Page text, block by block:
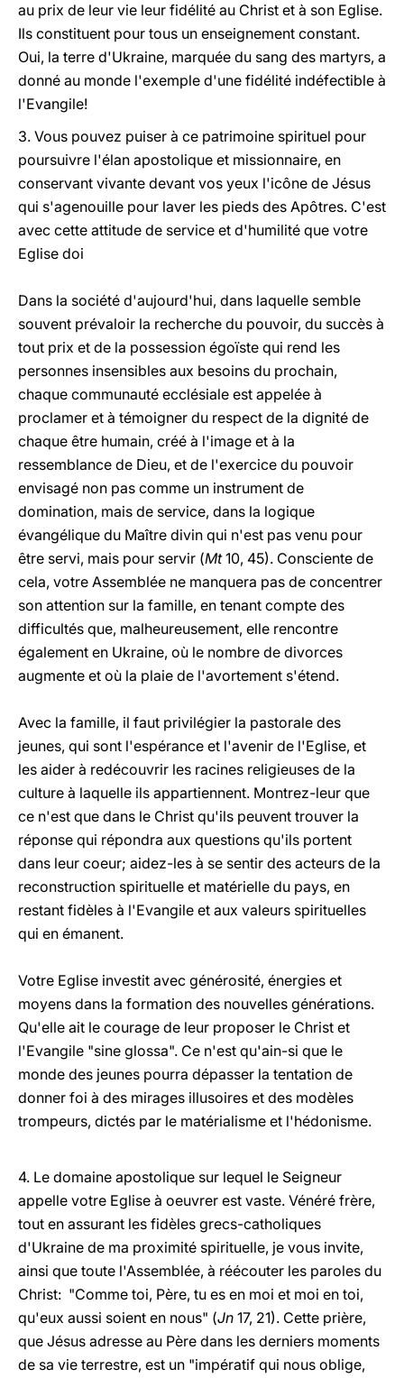
au prix de leur vie leur fidélité au Christ et à son Eglise.
Ils constituent pour tous un enseignement constant.
Oui, la terre d'Ukraine, marquée du sang des martyrs, a
donné au monde l'exemple d'une fidélité indéfectible à
l'Evangile!
3. Vous pouvez puiser à ce patrimoine spirituel pour
poursuivre l'élan apostolique et missionnaire, en
conservant vivante devant vos yeux l'icône de Jésus
qui s'agenouille pour laver les pieds des Apôtres. C'est
avec cette attitude de service et d'humilité que votre
Eglise doi
Dans la société d'aujourd'hui, dans laquelle semble
souvent prévaloir la recherche du pouvoir, du succès à
tout prix et de la possession égoïste qui rend les
personnes insensibles aux besoins du prochain,
chaque communauté ecclésiale est appelée à
proclamer et à témoigner du respect de la dignité de
chaque être humain, créé à l'image et à la
ressemblance de Dieu, et de l'exercice du pouvoir
envisagé non pas comme un instrument de
domination, mais de service, dans la logique
évangélique du Maître divin qui n'est pas venu pour
être servi, mais pour servir (Mt10, 45). Consciente de
cela, votre Assemblée ne manquera pas de concentrer
son attention sur la famille, en tenant compte des
difficultés que, malheureusement, elle rencontre
également en Ukraine, où le nombre de divorces
augmente et où la plaie de l'avortement s'étend.
Avec la famille, il faut privilégier la pastorale des
jeunes, qui sont l'espérance et l'avenir de l'Eglise, et
les aider à redécouvrir les racines religieuses de la
culture à laquelle ils appartiennent. Montrez-leur que
ce n'est que dans le Christ qu'ils peuvent trouver la
réponse qui répondra aux questions qu'ils portent
dans leur coeur; aidez-les à se sentir des acteurs de la
reconstruction spirituelle et matérielle du pays, en
restant fidèles à l'Evangile et aux valeurs spirituelles
qui en émanent.
Votre Eglise investit avec générosité, énergies et
moyens dans la formation des nouvelles générations.
Qu'elle ait le courage de leur proposer le Christ et
l'Evangile "sine glossa". Ce n'est qu'ain-si que le
monde des jeunes pourra dépasser la tentation de
donner foi à des mirages illusoires et des modèles
trompeurs, dictés par le matérialisme et l'hédonisme.
4. Le domaine apostolique sur lequel le Seigneur
appelle votre Eglise à oeuvrer est vaste. Vénéré frère,
tout en assurant les fidèles grecs-catholiques
d'Ukraine de ma proximité spirituelle, je vous invite,
ainsi que toute l'Assemblée, à réécouter les paroles du
Christ: "Comme toi, Père, tu es en moi et moi en toi,
qu'eux aussi soient en nous" (Jn 17, 21). Cette prière,
que Jésus adresse au Père dans les derniers moments
de sa vie terrestre, est un "impératif qui nous oblige,